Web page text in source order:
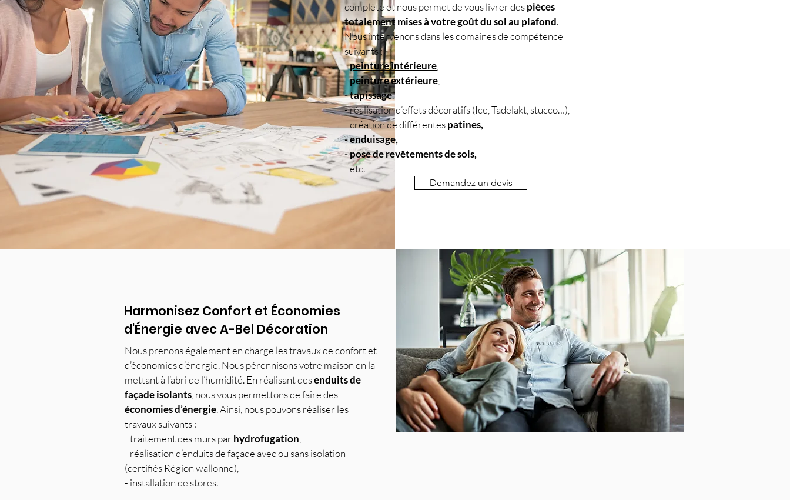
complète et nous permet de vous livrer despièces
totalement mises à votre goût du sol au plafond.
Nous intervenons dans les domaines de compétence
suivants :
-peinture intérieure
-peinture extérieure
- tapissage,
- réalisation d’effets décoratifs (Ice, Tadelakt, stucco…),
- création de différentespatines,
- enduisage,
- pose de revêtements de sols,
- etc.
Demandez un devis
Harmonisez Confort et Économies
d'Énergie avec A-Bel Décoration
Nous prenons également en charge les travaux de confort et
d’économies d’énergie. Nous pérennisons votre maison en la
mettant à l’abri de l’humidité. En réalisant desenduits de
façade isolants , nous vous permettons de faire des
économies d’énergie. Ainsi, nous pouvons réaliser les
travaux suivants :
- traitement des murs parhydrofugation
- réalisation d’enduits de façade avec ou sans isolation
(certifiés Région wallonne),
- installation de stores.